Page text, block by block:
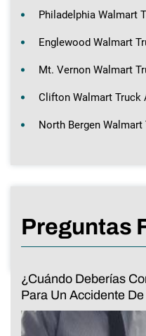
Philadelphia Walmart
Englewood Walmart
Mt. Vernon Walmart
Clifton Walmart Truck
North Bergen
Preguntas
¿Cuándo Deberías
Para Un Accidente